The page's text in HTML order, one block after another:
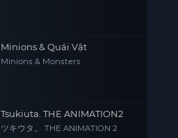
Minions & Quái Vật
Minions & Monsters
Tsukiuta. THE ANIMATION2
ツキウタ。 THE ANIMATION 2